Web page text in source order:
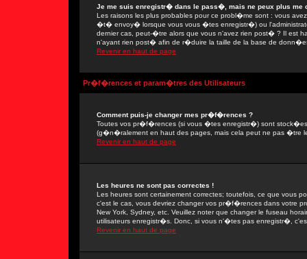
Je me suis enregistr� dans le pass�, mais ne peux plus me
Les raisons les plus probables pour ce probl�me sont : vous
�t� envoy� lorsque vous vous �tes enregistr�) ou
dernier cas, peut-�tre alors que vous n'avez rien post� ? Il est
n'ayant rien post� afin de r�duire la taille de la base de
Revenir en haut de page
Pr�f�rences et param�tres des Utilisateurs
Comment puis-je changer mes pr�f�rences ?
Toutes vos pr�f�rences (si vous �tes enregistr�) sont
(g�n�ralement en haut des pages, mais cela peut ne pas �tre
Revenir en haut de page
Les heures ne sont pas correctes !
Les heures sont certainement correctes; toutefois, ce que vous
c'est le cas, vous devriez changer vos pr�f�rences dans votre
New York, Sydney, etc. Veuillez noter que changer le fuseau
utilisateurs enregistr�s. Donc, si vous n'�tes pas enregistr�,
Revenir en haut de page